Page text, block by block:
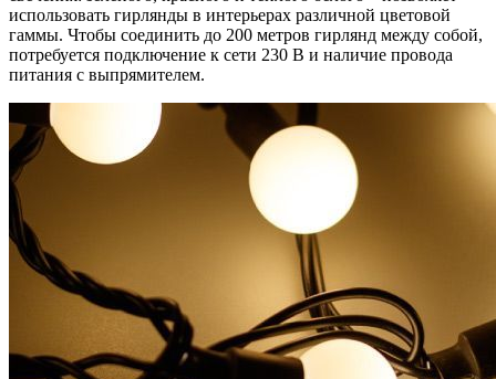
использовать гирлянды в интерьерах различной цветовой
гаммы. Чтобы соединить до 200 метров гирлянд между собой,
потребуется подключение к сети 230 В и наличие провода
питания с выпрямителем.